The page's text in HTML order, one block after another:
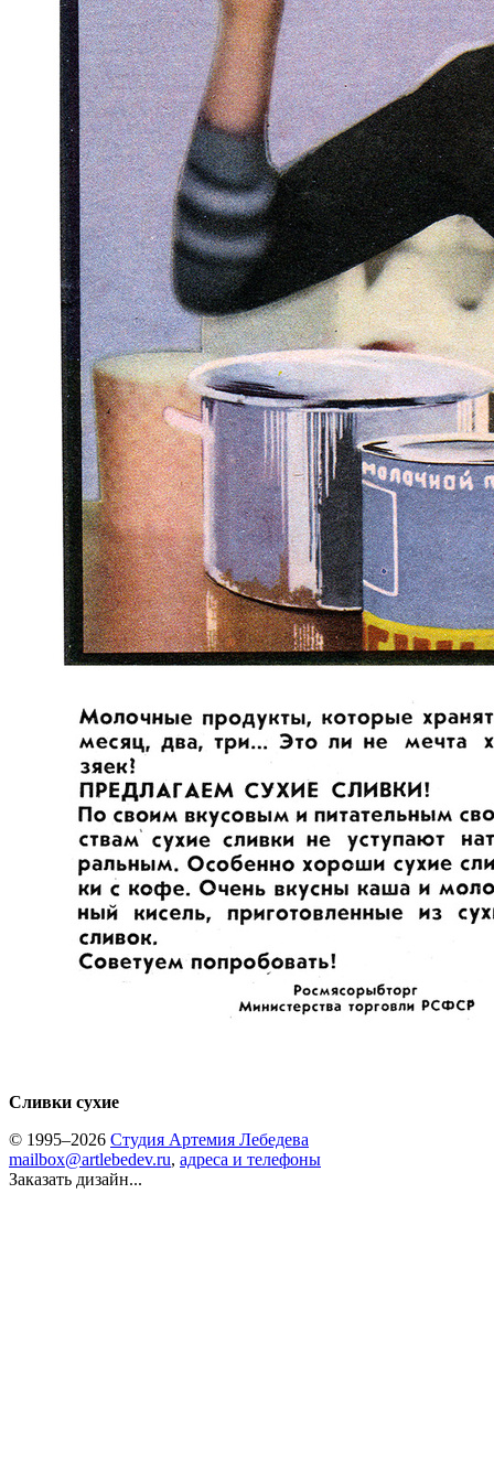
Сливки сухие
© 1995–2026 Студия Артемия Лебедева
mailbox@artlebedev.ru, адреса и телефоны
Заказать дизайн...